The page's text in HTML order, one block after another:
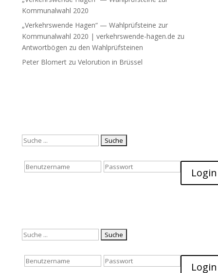
Kommunalwahl 2020
„Verkehrswende Hagen“ — Wahlprüfsteine zur
Kommunalwahl 2020 | verkehrswende-hagen.de zu
Antwortbögen zu den Wahlprüfsteinen
Peter Blomertzu Velorution in Brüssel
Suchen
Login
Suchen
Login